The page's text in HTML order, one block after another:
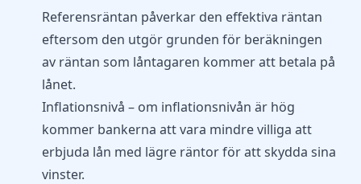
Referensräntan påverkar den effektiva räntan
eftersom den utgör grunden för beräkningen
av räntan som låntagaren kommer att betala på
lånet.
Inflationsnivå – om inflationsnivån är hög
kommer bankerna att vara mindre villiga att
erbjuda lån med lägre räntor för att skydda sina
vinster.